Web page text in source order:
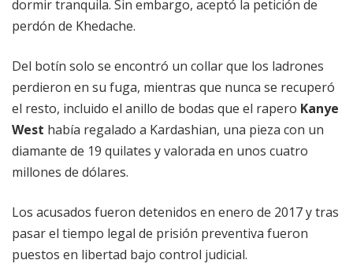
dormir tranquila. Sin embargo, aceptó la petición de
perdón de Khedache.
Del botín solo se encontró un collar que los ladrones
perdieron en su fuga, mientras que nunca se recuperó
el resto, incluido el anillo de bodas que el rapero Kanye
West había regalado a Kardashian, una pieza con un
diamante de 19 quilates y valorada en unos cuatro
millones de dólares.
Los acusados fueron detenidos en enero de 2017 y tras
pasar el tiempo legal de prisión preventiva fueron
puestos en libertad bajo control judicial.